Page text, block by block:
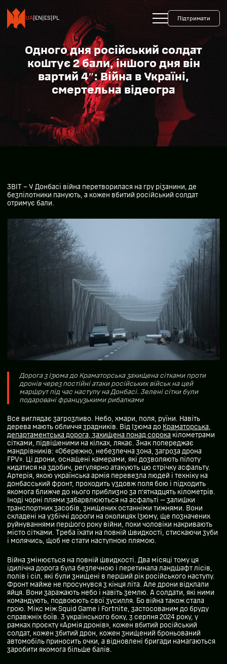
UA EN ES PL Підтримати
Одного дня російський солдат
коштує 2 бали, іншого дня він
вартий 4″: Війна в Україні,
смертельна відеогра
ЗВІТ – У Донбасі війна перетворилася на гру різанини, де
безпілотники панують, а кожен вбитий російський солдат
отримує бали.
Дорога з Ізюма до Краматорська захищена сітками проти
дронів через постійні атаки російських військ на цей
маршрут під час наступу на Донбасі. Зелені сітки були
подаровані французькими рибалками
Все виглядає загрозливо. Небо, хмари, поля, руїни. Навіть
дерева мають обличчя зрадників. Від Ізюма до Краматорська,
департаментська дорога, захищена понад сорока кілометрами
сітками, підвішеними на кілках, лякає. Знак попереджає
мандрівників: «Обережно, небезпечна зона, загроза дрона
FPV». Ці дрони, оснащені камерами, які дозволяють пілоту
кидатися на здобич, регулярно атакують цю стрічку асфальту.
Артерія, якою українська армія перевезла людей і техніку на
донбасський фронт, проходить уздовж поля бою і підходить
якомога ближче до нього приблизно за п’ятнадцять кілометрів.
Іноді чорні плями забарвлюються на асфальті — залишки
транспортних засобів, знищених останніми тижнями. Вони
складені на узбіччі дороги на околицях Ізюму, ще позначених
руйнуваннями першого року війни, поки чоловіки накривають
місто сітками. Треба їхати на повній швидкості, стискаючи зуби
і молячись, щоб не стати наступною плямою.
Війна змінюється на повній швидкості. Два місяці тому ця
ідилічна дорога була безпечною і перетинала ландшафт лісів,
полів і сіл, які були знищені в перший рік російського наступу.
Фронт майже не просунувся з кінця літа. Але дрони відклали
яйця. Вони заражають небо і навіть землю. А солдати, які ними
командують, подвоюють свої зусилля. Бо війна також стала
грою. Мікс між Squid Game і Fortnite, застосованим до бруду
справжніх боїв. З українського боку, з серпня 2024 року, у
рамках проєкту «Армія дронів», кожен вбитий російський
солдат, кожен збитий дрон, кожен знищений броньований
автомобіль приносить очки, а відновлені бригади намагаються
заробити якомога більше балів.